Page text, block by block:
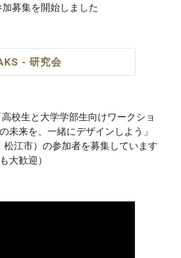
募集を開始しました
- 研究会
校生と大学学部生向けワークショ
来を、一緒にデザインしよう」
松江市）の参加者を募集しています
大歓迎）